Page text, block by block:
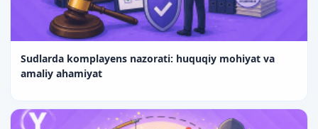
Sudlarda komplayens nazorati: huquqiy mohiyat va
amaliy ahamiyat